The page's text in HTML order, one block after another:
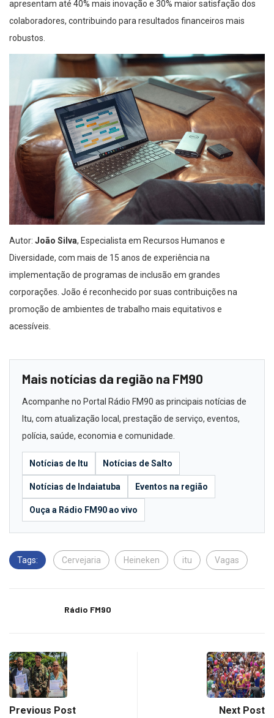
apresentam até 40% mais inovação e 30% maior satisfação dos
colaboradores, contribuindo para resultados financeiros mais
robustos.
Autor: João Silva, Especialista em Recursos Humanos e
Diversidade, com mais de 15 anos de experiência na
implementação de programas de inclusão em grandes
corporações. João é reconhecido por suas contribuições na
promoção de ambientes de trabalho mais equitativos e
acessíveis.
Mais notícias da região na FM90
Acompanhe no Portal Rádio FM90 as principais notícias de
Itu, com atualização local, prestação de serviço, eventos,
polícia, saúde, economia e comunidade.
Notícias de Itu Notícias de Salto
Notícias de Indaiatuba Eventos na região
Ouça a Rádio FM90 ao vivo
Tags: Cervejaria Heineken itu Vagas
Rádio FM90
Previous Post Next Post